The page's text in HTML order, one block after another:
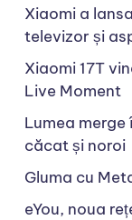
Xiaomi a
televizor și
Xiaomi 17T
Live Moment
Lumea
căcat și noroi
Gluma cu
eYou, noua